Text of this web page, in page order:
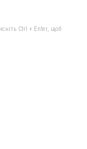
Ctrl + Enter, щоб